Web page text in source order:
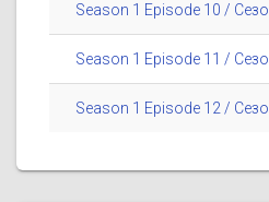
Season 1 Episode 10 /
Season 1 Episode 11 /
Season 1 Episode 12 /